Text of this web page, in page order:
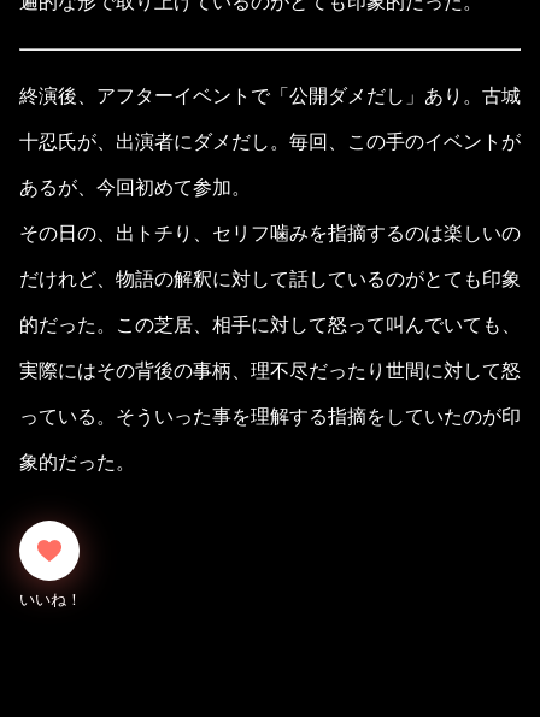
終演後、アフターイベントで「公開ダメだし」あり。古城
十忍氏が、出演者にダメだし。毎回、この手のイベントが
あるが、今回初めて参加。
その日の、出トチり、セリフ噛みを指摘するのは楽しいの
だけれど、物語の解釈に対して話しているのがとても印象
的だった。この芝居、相手に対して怒って叫んでいても、
実際にはその背後の事柄、理不尽だったり世間に対して怒
っている。そういった事を理解する指摘をしていたのが印
象的だった。